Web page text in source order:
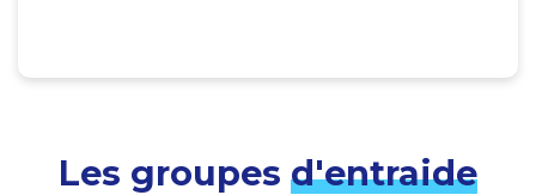
Les groupes d'entraide